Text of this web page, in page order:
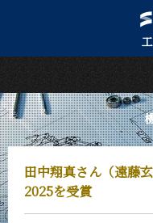
田中翔真さん（遠藤
2025を受賞
日本語
トップページ
Top Page
機械系について
About Us
教育
Education